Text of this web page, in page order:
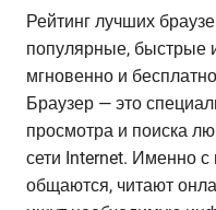
Рейтинг лучших
популярные, быстрые
мгновенно и
Браузер — это
просмотра и поиска
сети Internet. Именно
общаются, читают